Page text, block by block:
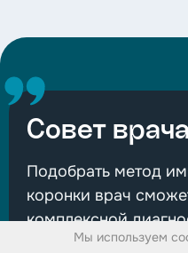
Совет
Подобрать метод
коронки врач
комплексной
Благодаря
Мы используем